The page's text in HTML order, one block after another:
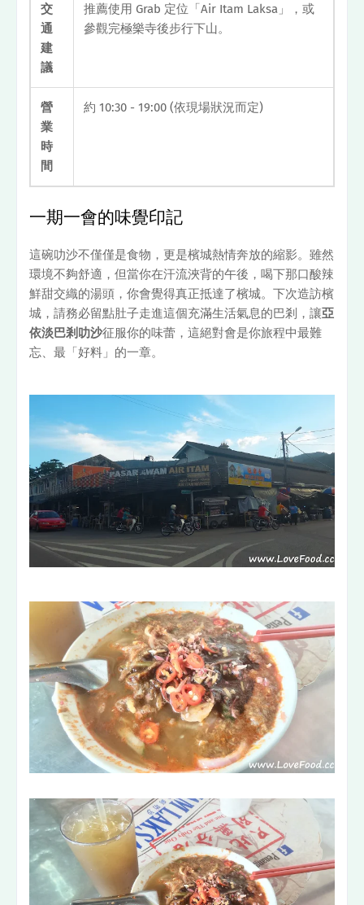
交
通
建
議
推薦使用 Grab 定位「Air Itam Laksa」，或
參觀完極樂寺後步行下山。
營
業
時
間
約 10:30 - 19:00 (依現場狀況而定)
一期一會的味覺印記
這碗叻沙不僅僅是食物，更是檳城熱情奔放的縮影。雖然
環境不夠舒適，但當你在汗流浹背的午後，喝下那口酸辣
鮮甜交織的湯頭，你會覺得真正抵達了檳城。下次造訪檳
城，請務必留點肚子走進這個充滿生活氣息的巴剎，讓亞
依淡巴剎叻沙征服你的味蕾，這絕對會是你旅程中最難
忘、最「好料」的一章。